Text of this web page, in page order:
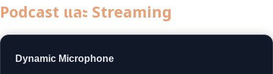
Podcast และ Streaming
Dynamic Microphone